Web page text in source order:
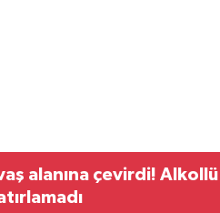
alanına çevirdi! Alkollü